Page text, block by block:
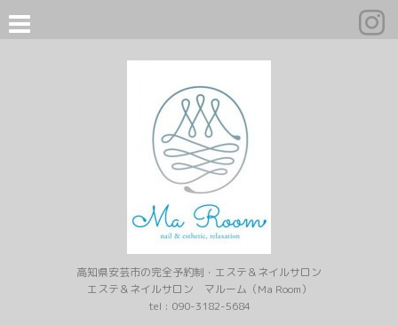
高知県安芸市の完全予約制・エステ＆ネイルサロン
エステ＆ネイルサロン マルーム（Ma Room）
tel : 090-3182-5684